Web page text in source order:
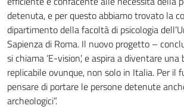
detenuta, e per questo abbiamo trovato la
dipartimento della facoltà di psicologia
Sapienza di Roma. Il nuovo progetto –
si chiama ‘E-vision’, e aspira a diventare
replicabile ovunque, non solo in Italia. Per il
pensare di portare le persone detenute
archeologici”.